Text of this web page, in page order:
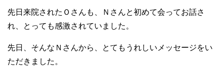
先日来院されたＯさんも、Ｎさんと初めて会ってお話さ
れ、とっても感激されていました。
先日、そんなＮさんから、とてもうれしいメッセージをい
ただきました。